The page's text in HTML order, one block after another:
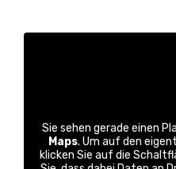
Sie sehen gerade einen
Maps. Um auf den
klicken Sie auf die